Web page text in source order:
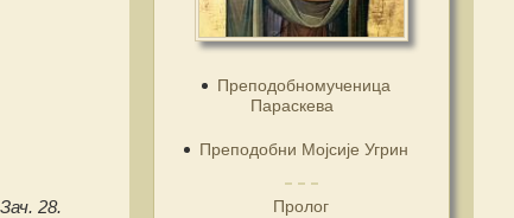
28.
Преподобномученица
Параскева
Преподобни Мојсије Угрин
Пролог